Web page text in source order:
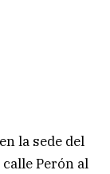
la sede del
Perón al